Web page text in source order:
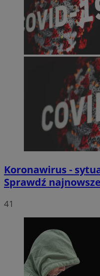
Koronawirus -
Sprawdź
41